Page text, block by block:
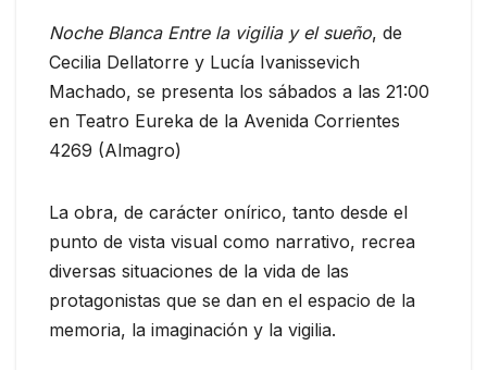
Noche Blanca Entre la vigilia y el sueño, de
Cecilia Dellatorre y Lucía Ivanissevich
Machado, se presenta los sábados a las 21:00
en Teatro Eureka de la Avenida Corrientes
4269 (Almagro)
La obra, de carácter onírico, tanto desde el
punto de vista visual como narrativo, recrea
diversas situaciones de la vida de las
protagonistas que se dan en el espacio de la
memoria, la imaginación y la vigilia.